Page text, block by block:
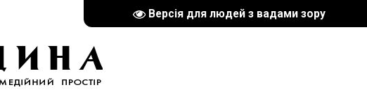
Версія для людей з вадами зору